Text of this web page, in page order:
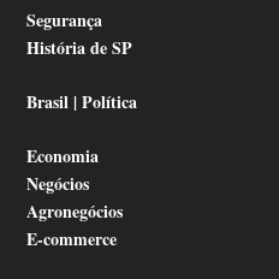
Segurança
História de SP
Brasil | Política
Economia
Negócios
Agronegócios
E-commerce